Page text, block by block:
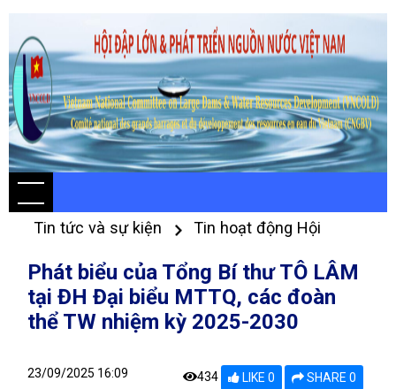
Tin tức và sự kiện Tin hoạt động Hội
Phát biểu của Tổng Bí thư TÔ LÂM
tại ĐH Đại biểu MTTQ, các đoàn
thể TW nhiệm kỳ 2025-2030
23/09/2025 16:09 434 LIKE 0 SHARE 0